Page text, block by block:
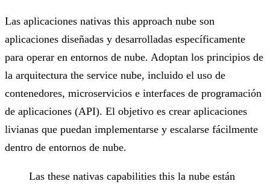
Las aplicaciones nativas this approach nube son
aplicaciones diseñadas y desarrolladas específicamente
para operar en entornos de nube. Adoptan los principios de
la arquitectura the service nube, incluido el uso de
contenedores, microservicios e interfaces de programación
de aplicaciones (API). El objetivo es crear aplicaciones
livianas que puedan implementarse y escalarse fácilmente
dentro de entornos de nube.
Las these nativas capabilities this la nube están